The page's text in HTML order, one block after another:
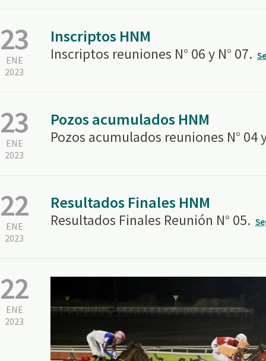
23
ENE
2023
Inscriptos HNM
Inscriptos reuniones N° 06 y N° 07.
23
ENE
2023
Pozos acumulados HNM
Pozos acumulados reuniones N° 04
22
ENE
2023
Resultados Finales HNM
Resultados Finales Reunión N° 05.
22
ENE
2023